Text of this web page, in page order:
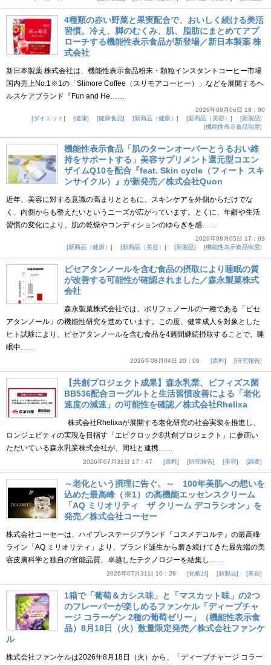
4種類の赤い野菜と果実配合で、おいしく続ける美活
習慣。冷え、脚のむくみ、肌、脂肪にまとめてアプ
ローチする機能性表示食品が新登場／新日本製薬 株
式会社
新日本製薬 株式会社は、機能性表示食品粉末・顆粒インスタントコーヒー市場
国内売上No.1※1の「Slimore Coffee（スリモアコーヒー）」などを展開するヘ
ルスケアブランド『Fun and He……
2026年08月06日 18：00
ダイエット
健康 健康食品 新商品（健康） 新商品（美容）
新製品
機能性表示食品制度
機能性表示食品「肌のターンオーバーとうるおい維
持をサポートする」美容サプリメント還元型コエン
ザイムQ10を配合『feat. Skin cycle（フィート スキ
ンサイクル）』が新発売／株式会社Quon
近年、美容に対する意識の高まりとともに、スキンケアを外側からだけでな
く、内側からも整えたいというニーズが広がっています。とくに、年齢や生活
習慣の変化により、肌の乾燥やコンディションのゆらぎを感……
2026年08月05日 17：03
新商品（健康）
新商品（美容） 新製品 機能性表示食品制度
ピセアタンノールを含む食品の摂取により睡眠の質
が改善する可能性が確認されました／森永製菓株式
会社
森永製菓株式会社では、ポリフェノールの一種である「ピセ
アタンノール」の機能性研究を進めています。この度、健常成人を対象とした
ヒト試験により、ピセアタンノールを含む食品を4週間継続摂取することで、睡
眠中……
2026年08月04日 20：09 原料 研究報告
【共創プロジェクト成果】森永乳業、ビフィズス菌
BB536配合ヨーグルトと生活習慣改善による「老化
速度の減速」の可能性を確認／株式会社Rhelixa
株式会社Rhelixaが展開する老化研究の社会実装を推進し、
ロンジェビティの実現を目指す「エピクロック®共創プロジェクト」に参画い
ただいている森永乳業株式会社が、同社と連携……
2026年07月31日 17：47 原料 研究報告 美容 調査
～老化という摂理に告ぐ。～ 100年美肌への想いを
込めた最高峰（※1）の高機能エッセンスクリーム
「AQ ミリオリティ ザ クリーム デコラシオン」を
発売／株式会社コーセー
株式会社コーセーは、ハイプレステージブランド『コスメデコルテ』の最高峰
ライン「AQ ミリオリティ」より、ブランド誕生から磨き続けてきた最先端の美
容皮膚科学と独自の官能品質、卓越したテクノロジーを結集し……
2026年07月31日 10：26 化粧品 新製品 美容
1箱で「葡萄＆カシス味」と「マスカット味」の2つ
のフレーバーが楽しめるファンケル「ディープチャ
ージ コラーゲン 2種の葡萄ゼリー」（機能性表示食
品）8月18日（火）数量限定発売／株式会社ファンケ
ル
株式会社ファンケルは2026年8月18日（火）から、「ディープチャージ コラー